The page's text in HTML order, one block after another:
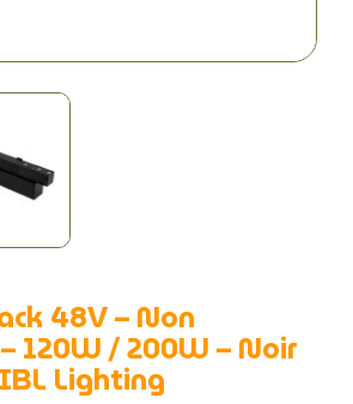
48V – Non
120W / 200W – Noir
Lighting